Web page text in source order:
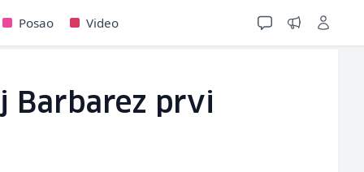
Posao Video
Barbarez prvi